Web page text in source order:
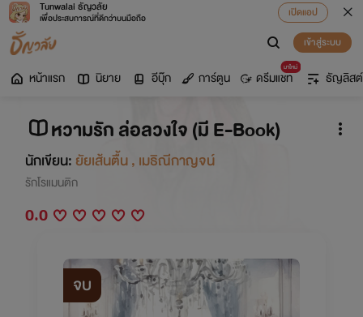
Tunwalai ธัญวลัย
เพื่อประสบการณ์ที่ดีกว่าบนมือถือ
เปิดแอป
เข้าสู่ระบบ
หน้าแรก นิยาย อีบุ๊ก การ์ตูน
มาใหม่
ดรีมแชท ธัญลิสต์
หวามรัก ล่อลวงใจ (มี E-Book)
นักเขียน: ยัยเส้นตื้น , เมธิณีกาญจน์
รักโรแมนติก
0.0
จบ